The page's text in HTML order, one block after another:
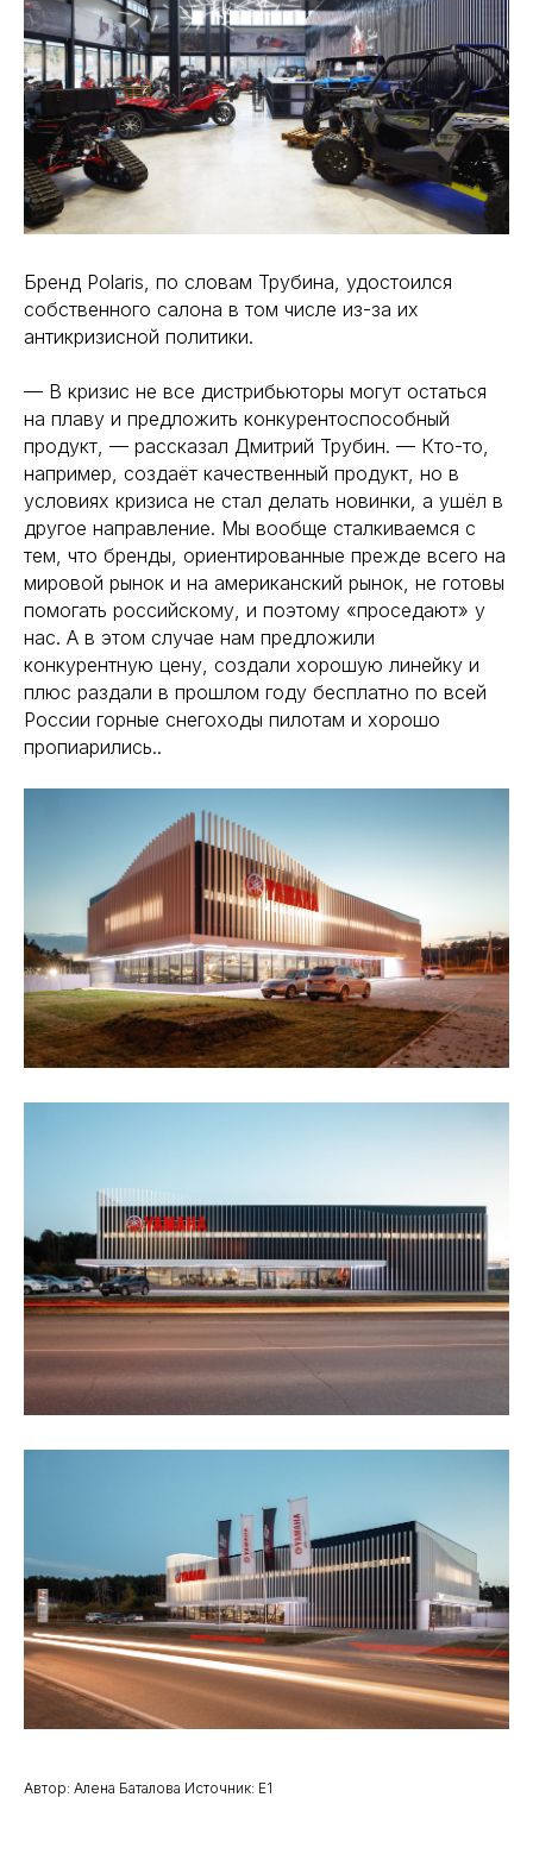
Бренд Polaris, по словам Трубина, удостоился
собственного салона в том числе из-за их
антикризисной политики.
— В кризис не все дистрибьюторы могут остаться
на плаву и предложить конкурентоспособный
продукт, — рассказал Дмитрий Трубин. — Кто-то,
например, создаёт качественный продукт, но в
условиях кризиса не стал делать новинки, а ушёл в
другое направление. Мы вообще сталкиваемся с
тем, что бренды, ориентированные прежде всего на
мировой рынок и на американский рынок, не готовы
помогать российскому, и поэтому «проседают» у
нас. А в этом случае нам предложили
конкурентную цену, создали хорошую линейку и
плюс раздали в прошлом году бесплатно по всей
России горные снегоходы пилотам и хорошо
пропиарились..
Автор: Алена Баталова Источник: Е1